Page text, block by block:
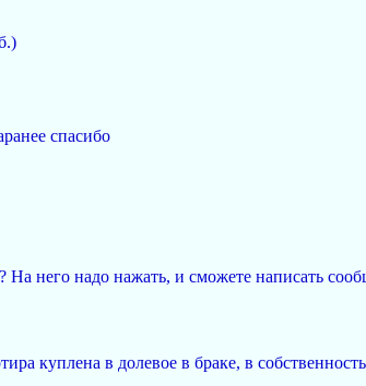
спасибо
него надо нажать, и сможете написать
куплена в долевое в браке, в